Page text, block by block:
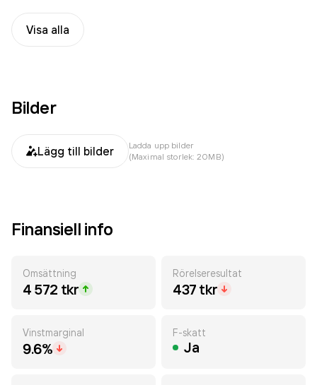
Visa alla
Bilder
Lägg till bilder
Ladda upp bilder
(Maximal storlek: 20MB)
Finansiell info
Omsättning
4 572 tkr
Rörelseresultat
437 tkr
Vinstmarginal
9.6%
F-skatt
Ja